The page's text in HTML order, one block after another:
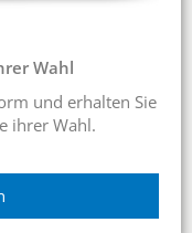
Wahl
und erhalten Sie
ihrer Wahl.